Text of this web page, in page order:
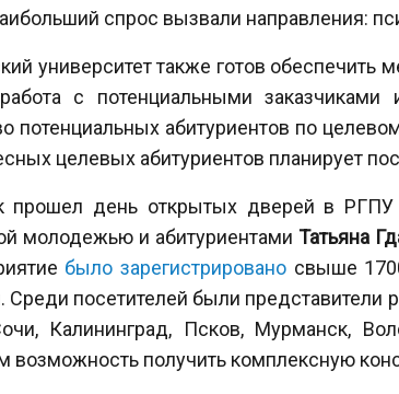
спрос вызвали направления:
университет также готов обеспечить
с потенциальными
потенциальных абитуриентов по
целевых абитуриентов планирует
прошел день открытых дверей в РГПУ
молодежью и абитуриентами Татьяна
было зарегистрировано свыше
Среди посетителей были представители
Калининград, Псков, Мурманск,
возможность получить комплексную